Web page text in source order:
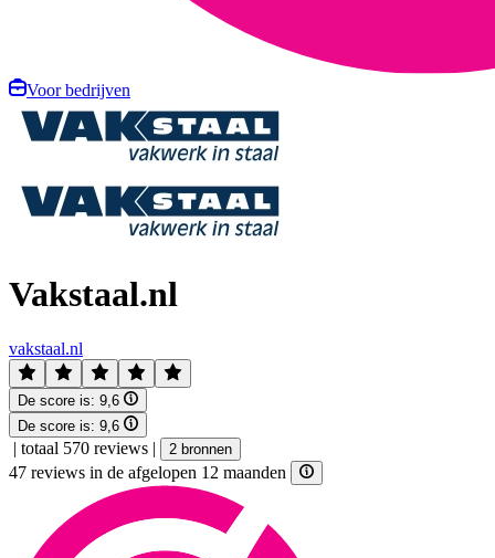
Voor bedrijven
Vakstaal.nl
vakstaal.nl
De score is: 9,6
De score is: 9,6
| totaal 570 reviews | 2 bronnen
47 reviews in de afgelopen 12 maanden